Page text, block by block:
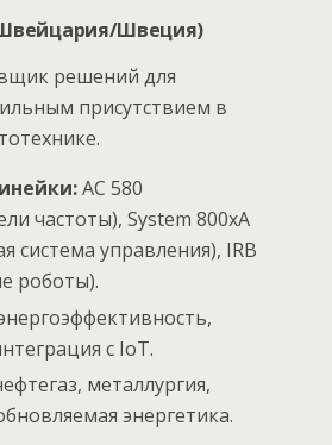
Швеция)
решений для
присутствием в
AC 580
частоты), System 800xA
система управления), IRB
роботы).
с IoT.
металлургия,
энергетика.